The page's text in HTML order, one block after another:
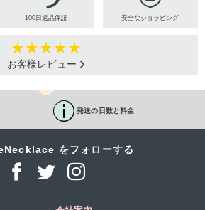
100日返品保証 安全なショッピング
お客様レビュー
発送の日数と料金
をフォローする